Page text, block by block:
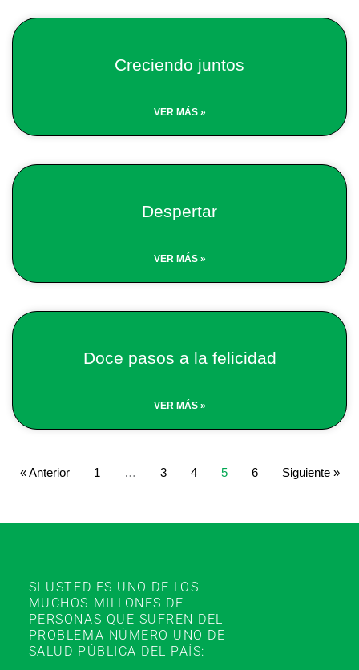
Creciendo juntos
VER MÁS »
Despertar
VER MÁS »
Doce pasos a la felicidad
VER MÁS »
« Anterior 1 … 3 4 5 6 Siguiente »
SI USTED ES UNO DE LOS
MUCHOS MILLONES DE
PERSONAS QUE SUFREN DEL
PROBLEMA NÚMERO UNO DE
SALUD PÚBLICA DEL PAÍS: